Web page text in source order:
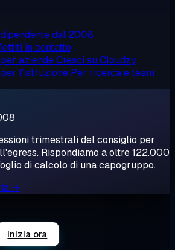
dal 2008
in contatto
aziendeCresci su Cloudzy
l'istruzione Per ricerca e team
trimestrali del consiglio per
Rispondiamo a oltre 122.000
di calcolo di una capogruppo.
→
Inizia ora